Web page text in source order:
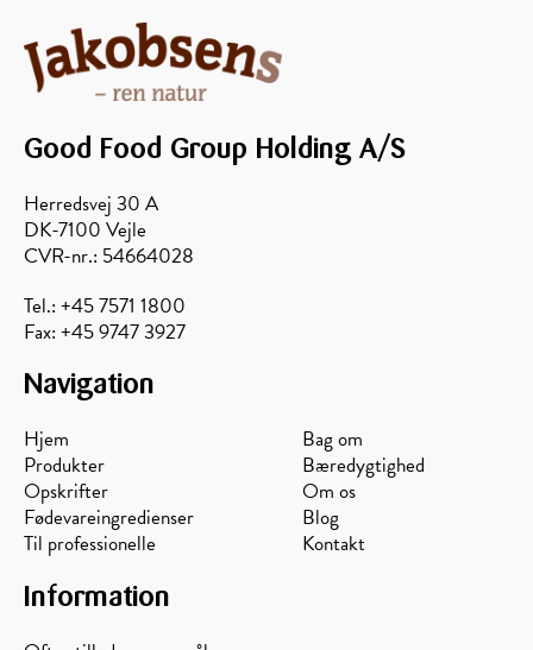
Good Food Group Holding A/S
Herredsvej 30 A
DK-7100 Vejle
CVR-nr.: 54664028
Tel.: +45 7571 1800
Fax: +45 9747 3927
Navigation
Hjem
Produkter
Opskrifter
Fødevareingredienser
Til professionelle
Bag om
Bæredygtighed
Om os
Blog
Kontakt
Information